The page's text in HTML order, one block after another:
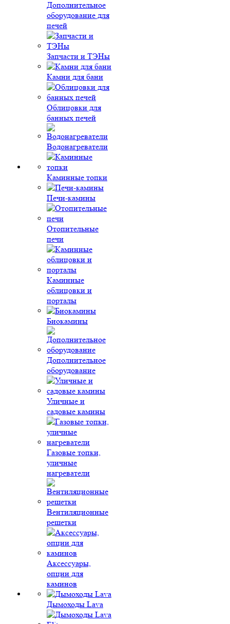
Дополнительное
оборудование для
печей
Запчасти и ТЭНы
Камни для бани
Облицовки для
банных печей
Водонагреватели
Каминные топки
Печи-камины
Отопительные
печи
Каминные
облицовки и
порталы
Биокамины
Дополнительное
оборудование
Уличные и
садовые камины
Газовые топки,
уличные
нагреватели
Вентиляционные
решетки
Аксессуары,
опции для
каминов
Дымоходы Lava